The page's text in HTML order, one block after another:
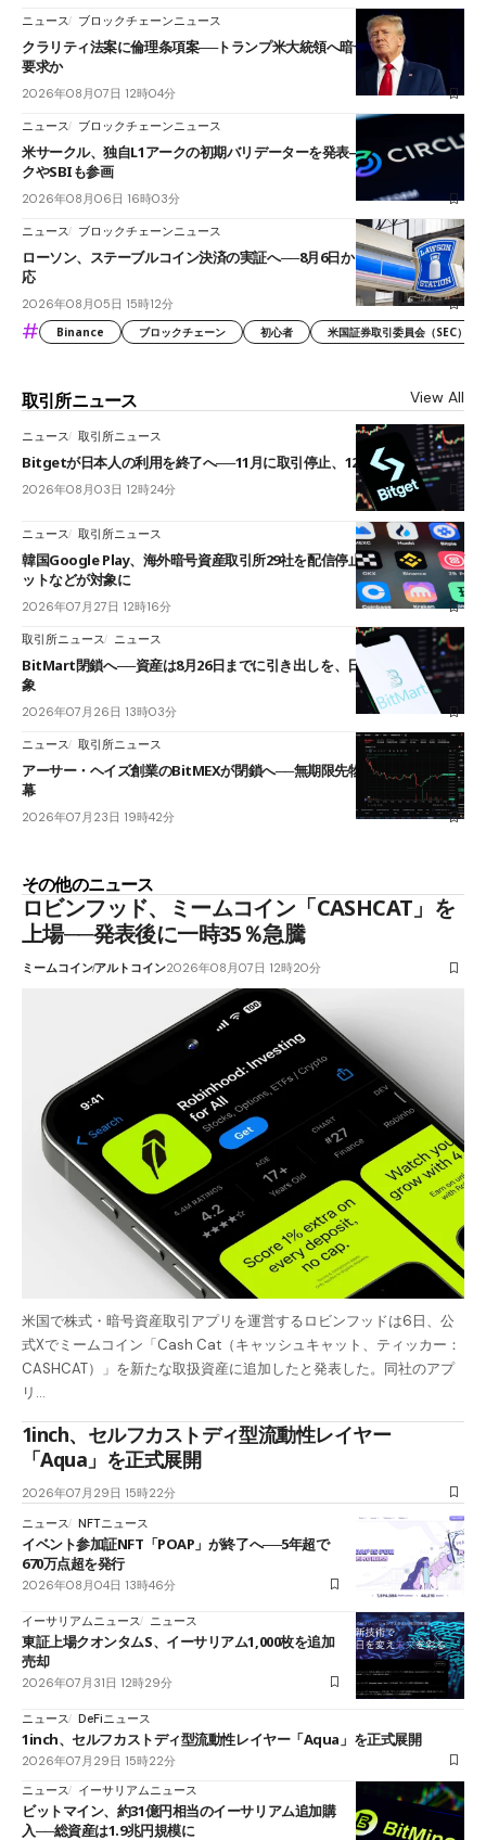
ニュース ブロックチェーンニュース
クラリティ法案に倫理条項案──トランプ米大統領へ暗号資産事業の売却
要求か
2026年08月07日 12時04分
ニュース ブロックチェーンニュース
米サークル、独自L1アークの初期バリデーターを発表――ブラックロッ
クやSBIも参画
2026年08月06日 16時03分
ニュース ブロックチェーンニュース
ローソン、ステーブルコイン決済の実証へ──8月6日からJPYCやUSDC対
応
2026年08月05日 15時12分
# Binance ブロックチェーン 初心者 米国証券取引委員会（SEC）
取引所ニュース View All
ニュース 取引所ニュース
Bitgetが日本人の利用を終了へ──11月に取引停止、12月末に強制決済
2026年08月03日 12時24分
ニュース 取引所ニュース
韓国Google Play、海外暗号資産取引所29社を配信停止──OKXやバイビ
ットなどが対象に
2026年07月27日 12時16分
取引所ニュース ニュース
BitMart閉鎖へ──資産は8月26日までに引き出しを、日本人利用者も対
象
2026年07月26日 13時03分
ニュース 取引所ニュース
アーサー・ヘイズ創業のBitMEXが閉鎖へ──無期限先物を生んだ11年に
幕
2026年07月23日 19時42分
その他のニュース
ロビンフッド、ミームコイン「CASHCAT」を
上場──発表後に一時35％急騰
ミームコインアルトコイン2026年08月07日 12時20分
米国で株式・暗号資産取引アプリを運営するロビンフッドは6日、公
式Xでミームコイン「Cash Cat（キャッシュキャット、ティッカー：
CASHCAT）」を新たな取扱資産に追加したと発表した。同社のアプ
リ…
1inch、セルフカストディ型流動性レイヤー
「Aqua」を正式展開
2026年07月29日 15時22分
ニュース NFTニュース
イベント参加証NFT「POAP」が終了へ──5年超で
670万点超を発行
2026年08月04日 13時46分
イーサリアムニュース ニュース
東証上場クオンタムS、イーサリアム1,000枚を追加
売却
2026年07月31日 12時29分
ニュース DeFiニュース
1inch、セルフカストディ型流動性レイヤー「Aqua」を正式展開
2026年07月29日 15時22分
ニュース
イーサリアムニュース
ビットマイン、約31億円相当のイーサリアム追加購
入──総資産は1.9兆円規模に